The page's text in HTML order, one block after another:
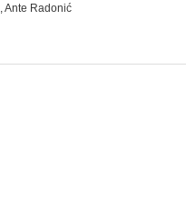
, Ante Radonić